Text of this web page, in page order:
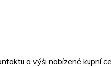
a výši nabízené kupní